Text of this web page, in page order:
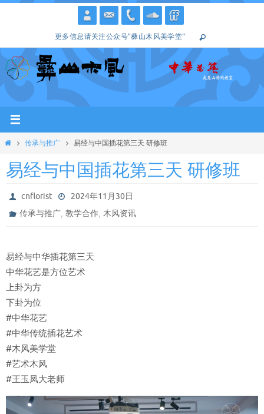
内
容
更多信息请关注公众号”彝山木风美学堂“
Home传承与推广 易经与中国插花第三天 研修班
易经与中国插花第三天 研修班
cnflorist
2024年11月30日
传承与推广,教学合作,木风资讯
易经与中华插花第三天
中华花艺是方位艺术
上卦为方
下卦为位
#中华花艺
#中华传统插花艺术
#木风美学堂
#艺术木风
#王玉凤大老师